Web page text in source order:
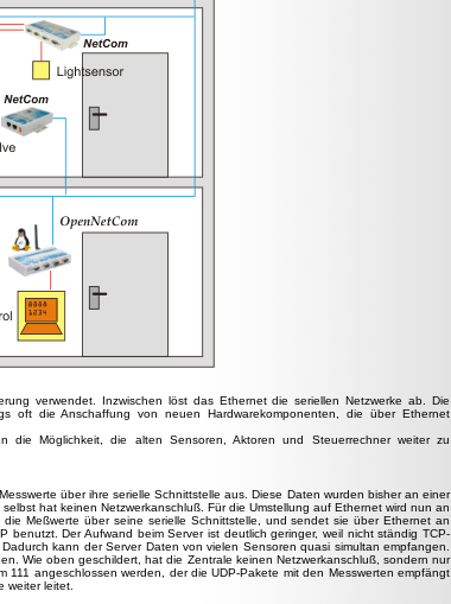
verwendet. Inzwischen löst das Ethernet die seriellen Netzwerke ab. Die
oft die Anschaffung von neuen Hardwarekomponenten, die über Ethernet
die Möglichkeit, die alten Sensoren, Aktoren und Steuerrechner weiter zu
über ihre serielle Schnittstelle aus. Diese Daten wurden bisher an einer
hat keinen Netzwerkanschluß. Für die Umstellung auf Ethernet wird nun an
Meßwerte über seine serielle Schnittstelle, und sendet sie über Ethernet an
benutzt. Der Aufwand beim Server ist deutlich geringer, weil nicht ständig TCP-
kann der Server Daten von vielen Sensoren quasi simultan empfangen.
Wie oben geschildert, hat die Zentrale keinen Netzwerkanschluß, sondern nur
111 angeschlossen werden, der die UDP-Pakete mit den Messwerten empfängt
weiter leitet.